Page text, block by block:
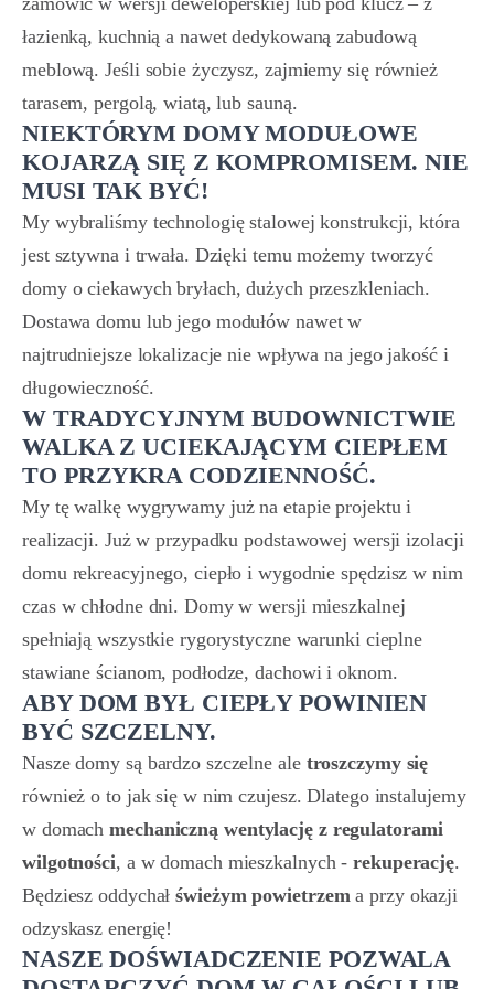
łazienką, kuchnią a nawet dedykowaną zabudową
meblową. Jeśli sobie życzysz, zajmiemy się również
tarasem, pergolą, wiatą, lub sauną.
NIEKTÓRYM DOMY MODUŁOWE
KOJARZĄ SIĘ Z KOMPROMISEM. NIE
MUSI TAK BYĆ!
My wybraliśmy technologię stalowej konstrukcji, która
jest sztywna i trwała. Dzięki temu możemy tworzyć
domy o ciekawych bryłach, dużych przeszkleniach.
Dostawa domu lub jego modułów nawet w
najtrudniejsze lokalizacje nie wpływa na jego jakość i
długowieczność.
W TRADYCYJNYM BUDOWNICTWIE
WALKA Z UCIEKAJĄCYM CIEPŁEM
TO PRZYKRA CODZIENNOŚĆ.
My tę walkę wygrywamy już na etapie projektu i
realizacji. Już w przypadku podstawowej wersji izolacji
domu rekreacyjnego, ciepło i wygodnie spędzisz w nim
czas w chłodne dni. Domy w wersji mieszkalnej
spełniają wszystkie rygorystyczne warunki cieplne
stawiane ścianom, podłodze, dachowi i oknom.
ABY DOM BYŁ CIEPŁY POWINIEN
BYĆ SZCZELNY.
Nasze domy są bardzo szczelne ale troszczymy się
również o to jak się w nim czujesz. Dlatego instalujemy
w domachmechaniczną wentylację z regulatorami
wilgotności, a w domach mieszkalnych -rekuperację.
Będziesz oddychałświeżym powietrzem a przy okazji
odzyskasz energię!
NASZE DOŚWIADCZENIE POZWALA